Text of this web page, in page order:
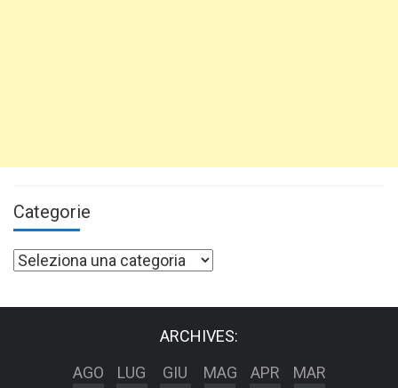
Categorie
Categorie
ARCHIVES:
AGO
LUG GIU MAG APR MAR